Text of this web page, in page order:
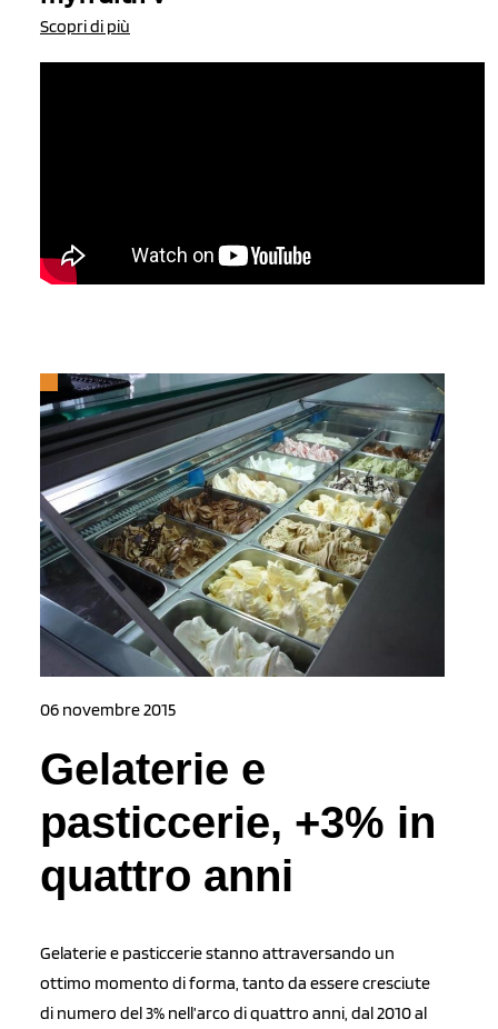
Scopri di più
06 novembre 2015
Gelaterie e
pasticcerie, +3% in
quattro anni
Gelaterie e pasticcerie stanno attraversando un
ottimo momento di forma, tanto da essere cresciute
di numero del 3% nell’arco di quattro anni, dal 2010 al